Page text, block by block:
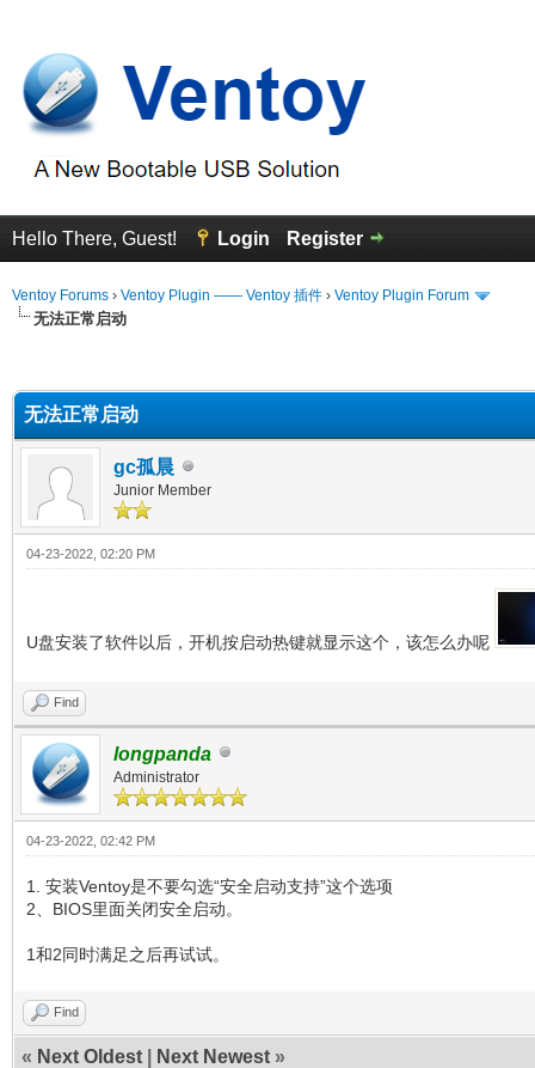
Hello There, Guest! Login Register
Ventoy Forums › Ventoy Plugin —— Ventoy 插件 › Ventoy Plugin Forum
无法正常启动
无法正常启动
gc孤晨
Junior Member
04-23-2022, 02:20 PM
U盘安装了软件以后，开机按启动热键就显示这个，该怎么办呢
Find
longpanda
Administrator
04-23-2022, 02:42 PM
1. 安装Ventoy是不要勾选“安全启动支持”这个选项
2、BIOS里面关闭安全启动。
1和2同时满足之后再试试。
Find
« Next Oldest Next Newest »